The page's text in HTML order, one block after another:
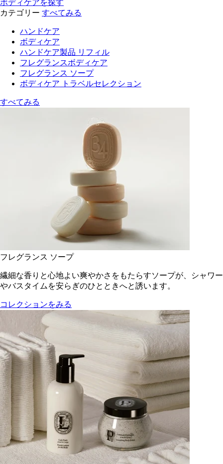
ボディケアを探す
カテゴリー すべてみる
ハンドケア
ボディケア
ハンドケア製品 リフィル
フレグランスボディケア
フレグランス ソープ
ボディケア トラベルセレクション
すべてみる
フレグランス ソープ
繊細な香りと心地よい爽やかさをもたらすソープが、シャワー
やバスタイムを安らぎのひとときへと誘います。
コレクションをみる